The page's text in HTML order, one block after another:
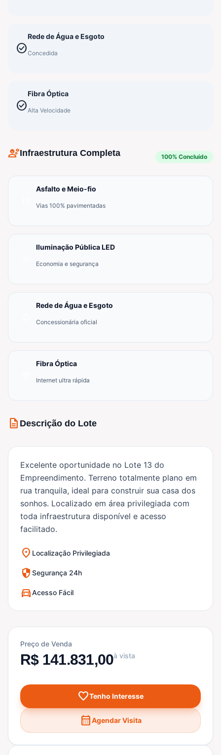
check_circle
Rede de Água e Esgoto
Concedida
check_circle
Fibra Óptica
Alta Velocidade
engineeringInfraestrutura Completa 100% Concluído
Asfalto e Meio-fio
Vias 100% pavimentadas
Iluminação Pública LED
Economia e segurança
Rede de Água e Esgoto
Concessionária oficial
Fibra Óptica
Internet ultra rápida
description Descrição do Lote
Excelente oportunidade no Lote 13 do
Empreendimento. Terreno totalmente plano em
rua tranquila, ideal para construir sua casa dos
sonhos. Localizado em área privilegiada com
toda infraestrutura disponível e acesso
facilitado.
location_on Localização Privilegiada
security Segurança 24h
directions_carAcesso Fácil
Preço de Venda
R$ 141.831,00à vista
favoriteTenho Interesse
calendar_monthAgendar Visita